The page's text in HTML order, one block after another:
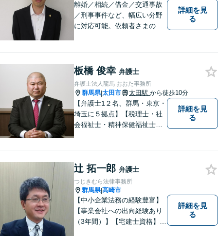
離婚／相続／借金／交通事故
／刑事事件など、幅広い分野
に対応可能。依頼者さまの状
ご相談ください。【完全個
室】【専用駐車場あり】
詳細を見
る
板橋 俊幸 弁護士
弁護士法人龍馬 おおた事務所
群馬県|太田市 太田駅 から徒歩10分
【弁護士1２名、群馬・東京・
埼玉に５拠点】【税理士・社
会福祉士・精神保健福祉士が
能】
詳細を見
る
辻 拓一郎 弁護士
つじきむら法律事務所
群馬県|高崎市
【中小企業法務の経験豊富】
【事業会社への出向経験あり
（3年間）】【宅建士資格】信
詳細を見
る